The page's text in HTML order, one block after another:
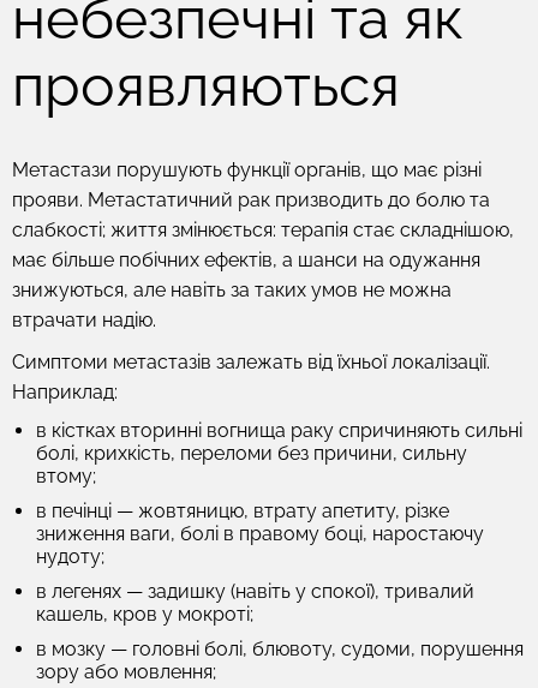
небезпечні та як
проявляються
Метастази порушують функції органів, що має різні
прояви. Метастатичний рак призводить до болю та
слабкості; життя змінюється: терапія стає складнішою,
має більше побічних ефектів, а шанси на одужання
знижуються, але навіть за таких умов не можна
втрачати надію.
Симптоми метастазів залежать від їхньої локалізації.
Наприклад:
в кістках вторинні вогнища раку спричиняють сильні
болі, крихкість, переломи без причини, сильну
втому;
в печінці — жовтяницю, втрату апетиту, різке
зниження ваги, болі в правому боці, наростаючу
нудоту;
в легенях — задишку (навіть у спокої), тривалий
кашель, кров у мокроті;
в мозку — головні болі, блювоту, судоми, порушення
зору або мовлення;